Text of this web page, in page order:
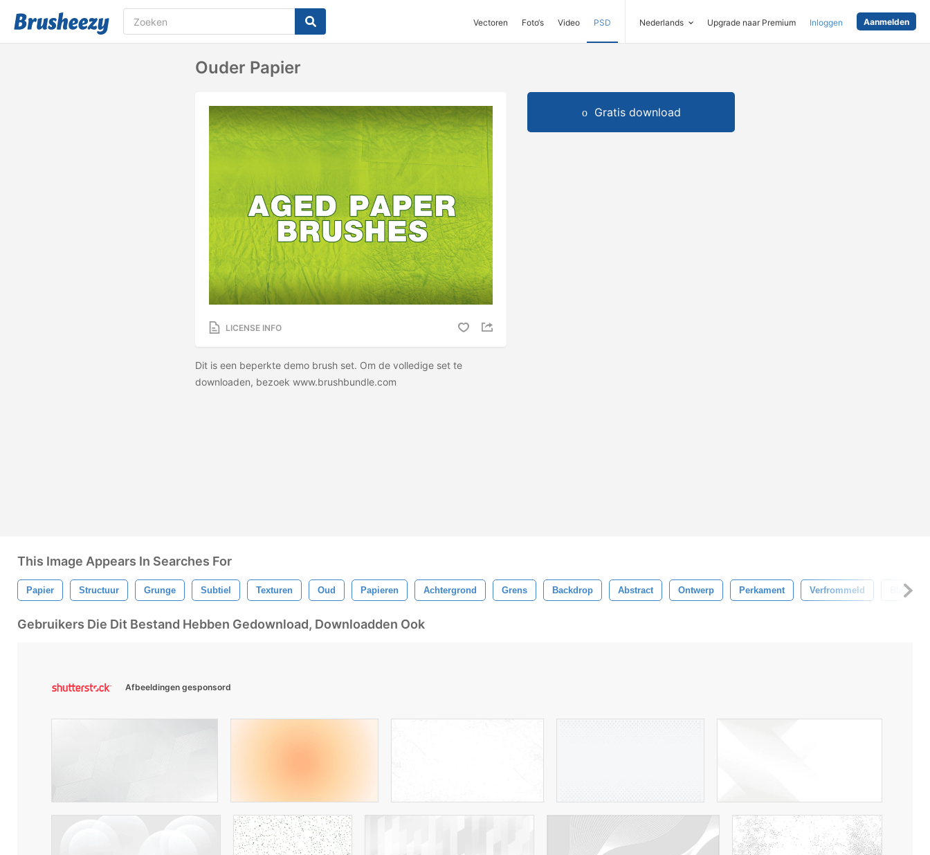
Vectoren Foto‘s Video PSD Nederlands Upgrade naar Premium Inloggen Aanmelden
Ouder Papier
LICENSE INFO
Dit is een beperkte demo brush set. Om de volledige set te
downloaden, bezoek www.brushbundle.com
Gratis download
This Image Appears In Searches For
Papier Structuur Grunge Subtiel Texturen Oud Papieren Achtergrond Grens Backdrop Abstract Ontwerp Perkament Verfrommeld Blanco
Gebruikers Die Dit Bestand Hebben Gedownload, Downloadden Ook
Afbeeldingen gesponsord